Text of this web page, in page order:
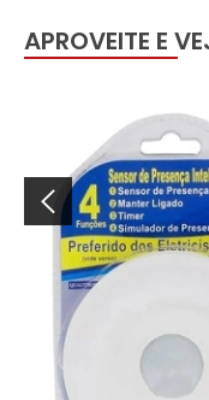
APROVEITE E